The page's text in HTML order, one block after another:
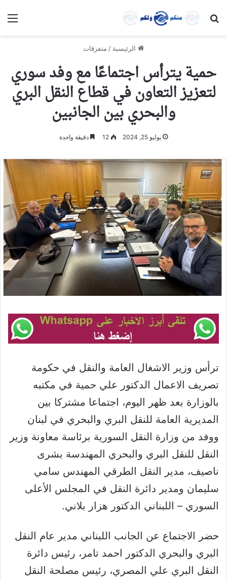
بحث عن
الرئيسية / متفرقات
حمية يترأس اجتماعًا مع وفد سوري
لتعزيز التعاون في قطاع النقل البري
والبحري بين الجانبين
يوليو 25, 2024 12 دقيقة واحدة
ترأس وزير الاشغال العامة والنقل في حكومة
تصريف الاعمال الدكتور علي حمية في مكتبه
بالوزارة بعد ظهر اليوم، اجتماعا مشتركا بين
المديرية العامة للنقل البري والبحري في لبنان
ووفد من وزارة النقل السورية برئاسة معاونة وزير
النقل للنقل البري والبحري المهندسة بشرى
ناصيف، مدير النقل الطرقي المهندس سامي
سليمان ومدير دائرة النقل في المجلس الأعلى
السوري – اللبناني الدكتور هزار بلاني.
حضر الاجتماع عن الجانب اللبناني مدير عام النقل
البري والبحري الدكتور احمد تامر، رئيس دائرة
النقل البري علي المصري، رئيس مصلحة النقل